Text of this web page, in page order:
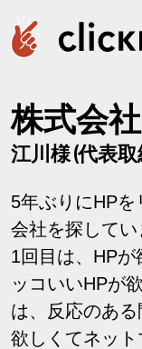
株式会
江川様 (代表取
5年ぶりにHP
会社を探してい
1回目は、HP
ッコいいHPが
は、反応のあ
欲しくてネッ